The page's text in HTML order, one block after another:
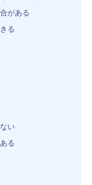
がある
る
い
る